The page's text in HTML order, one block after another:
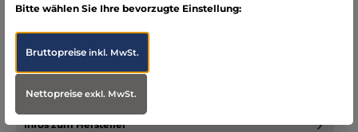
Beschreibung
passend zum BIG Einsatz-Organizer kompatibel: perfekt in
Organizer und Ordner im DIN A4 Hochformat passt für alle:
Infos zum Hersteller
Bitte wählen Sie Ihre bevorzugte Einstellung:
Bruttopreiseinkl. MwSt.
Nettopreiseexkl. MwSt.